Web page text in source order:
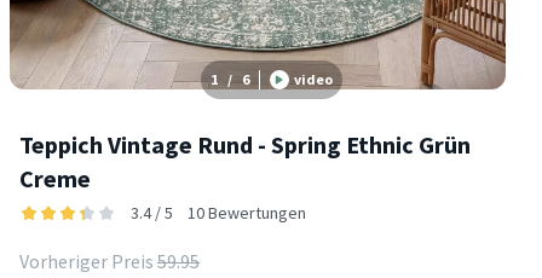
1 / 6 video
Teppich Vintage Rund - Spring Ethnic Grün
Creme
3.4 / 5 10 Bewertungen
Vorheriger Preis 59.95